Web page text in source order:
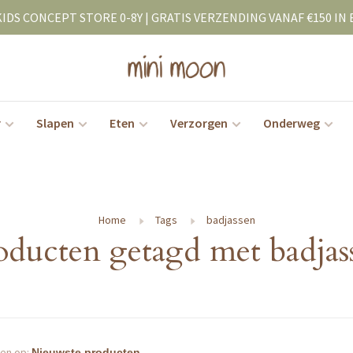
CONCEPT STORE 0-8Y | GRATIS VERZENDING VANAF €150 IN
Slapen Eten Verzorgen Onderweg
Home Tags badjassen
getagd met